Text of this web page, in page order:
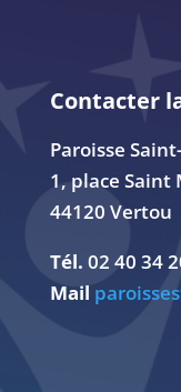
Contacter
Paroisse
1, place Saint
44120 Vertou
Tél. 02 40 34
Mail